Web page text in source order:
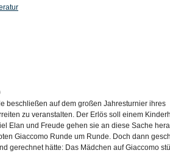
beschließen auf dem großen Jahresturnier ihres
zu veranstalten. Der Erlös soll einem
Elan und Freude gehen sie an diese Sache
Giaccomo Runde um Runde. Doch dann
gerechnet hätte: Das Mädchen auf Giaccomo